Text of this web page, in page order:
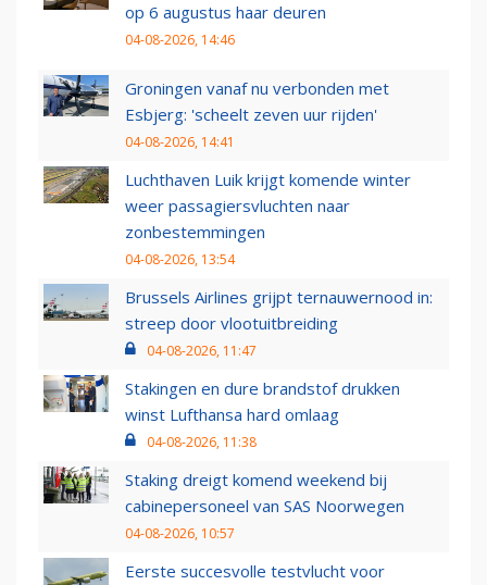
op 6 augustus haar deuren
04-08-2026, 14:46
Groningen vanaf nu verbonden met
Esbjerg: 'scheelt zeven uur rijden'
04-08-2026, 14:41
Luchthaven Luik krijgt komende winter
weer passagiersvluchten naar
zonbestemmingen
04-08-2026, 13:54
Brussels Airlines grijpt ternauwernood in:
streep door vlootuitbreiding
04-08-2026, 11:47
Stakingen en dure brandstof drukken
winst Lufthansa hard omlaag
04-08-2026, 11:38
Staking dreigt komend weekend bij
cabinepersoneel van SAS Noorwegen
04-08-2026, 10:57
Eerste succesvolle testvlucht voor